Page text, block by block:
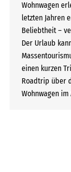
Wohnwagen
letzten Jahren
Beliebtheit –
Der Urlaub
einen kurzen
Roadtrip über
Wohnwagen